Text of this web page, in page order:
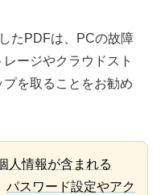
たPDFは、PCの故障
ージやクラウドスト
を取ることをお勧め
人情報が含まれる
パスワード設定やアク